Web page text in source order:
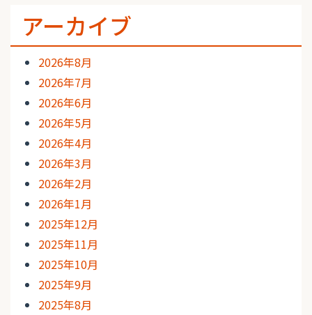
アーカイブ
2026年8月
2026年7月
2026年6月
2026年5月
2026年4月
2026年3月
2026年2月
2026年1月
2025年12月
2025年11月
2025年10月
2025年9月
2025年8月